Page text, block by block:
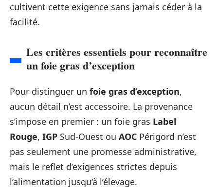
cultivent cette exigence sans jamais céder à la
facilité.
Les critères essentiels pour reconnaître
un foie gras d’exception
Pour distinguer un foie gras d’exception,
aucun détail n’est accessoire. La provenance
s’impose en premier : un foie gras Label
Rouge, IGP Sud-Ouest ou AOC Périgord n’est
pas seulement une promesse administrative,
mais le reflet d’exigences strictes depuis
l’alimentation jusqu’à l’élevage.